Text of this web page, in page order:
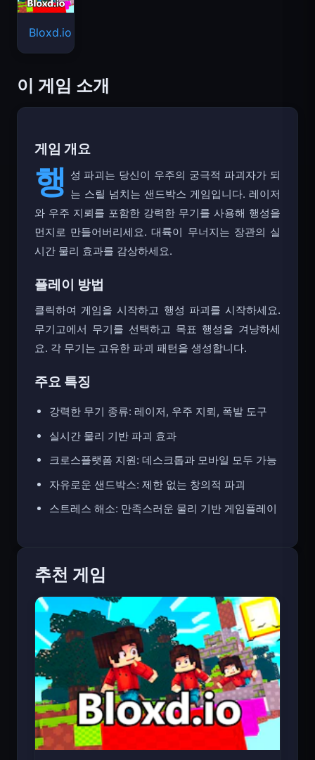
Bloxd.io
이 게임 소개
게임 개요
행 성 파괴는 당신이 우주의 궁극적 파괴자가 되
는 스릴 넘치는 샌드박스 게임입니다. 레이저
와 우주 지뢰를 포함한 강력한 무기를 사용해 행성을
먼지로 만들어버리세요. 대륙이 무너지는 장관의 실
시간 물리 효과를 감상하세요.
플레이 방법
클릭하여 게임을 시작하고 행성 파괴를 시작하세요.
무기고에서 무기를 선택하고 목표 행성을 겨냥하세
요. 각 무기는 고유한 파괴 패턴을 생성합니다.
주요 특징
강력한 무기 종류: 레이저, 우주 지뢰, 폭발 도구
실시간 물리 기반 파괴 효과
크로스플랫폼 지원: 데스크톱과 모바일 모두 가능
자유로운 샌드박스: 제한 없는 창의적 파괴
스트레스 해소: 만족스러운 물리 기반 게임플레이
추천 게임